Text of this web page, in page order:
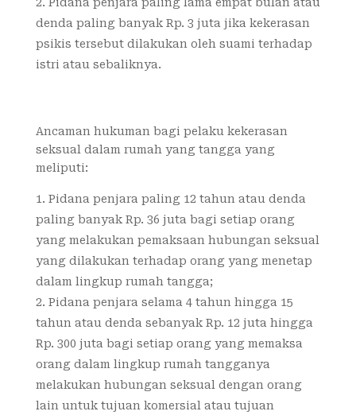
denda paling banyak Rp. 3 juta jika kekerasan
psikis tersebut dilakukan oleh suami terhadap
istri atau sebaliknya.
Ancaman hukuman bagi pelaku kekerasan
seksual dalam rumah yang tangga yang
meliputi:
Pidana penjara paling 12 tahun atau denda
paling banyak Rp. 36 juta bagi setiap orang
yang melakukan pemaksaan hubungan seksual
yang dilakukan terhadap orang yang menetap
dalam lingkup rumah tangga;
Pidana penjara selama 4 tahun hingga 15
tahun atau denda sebanyak Rp. 12 juta hingga
Rp. 300 juta bagi setiap orang yang memaksa
orang dalam lingkup rumah tangganya
melakukan hubungan seksual dengan orang
lain untuk tujuan komersial atau tujuan